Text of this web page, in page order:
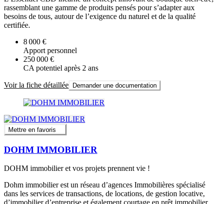
rassemblant une gamme de produits pensés pour s’adapter aux
besoins de tous, autour de l’exigence du naturel et de la qualité
certifiée.
8 000 €
Apport personnel
250 000 €
CA potentiel après 2 ans
Voir la fiche détaillée Demander une documentation
Mettre en favoris
DOHM IMMOBILIER
DOHM immobilier et vos projets prennent vie !
Dohm immobilier est un réseau d’agences Immobilières spécialisé
dans les services de transactions, de locations, de gestion locative,